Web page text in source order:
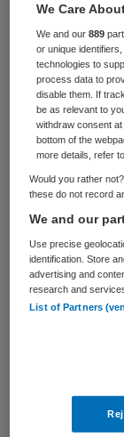
twee
Tijdschrift
De
terug te
onderzoek
1.700
voorkomen
Traag
Zegers en
Healthcare.
We Care
We and our889
or unique
technologies to
process data to
disable them. If
be as relevant to
withdraw consent
bottom of the
more details, refer
Would you rather
these do not record
We and our
Use precise
identification. Store
advertising and
research and
List of Partners